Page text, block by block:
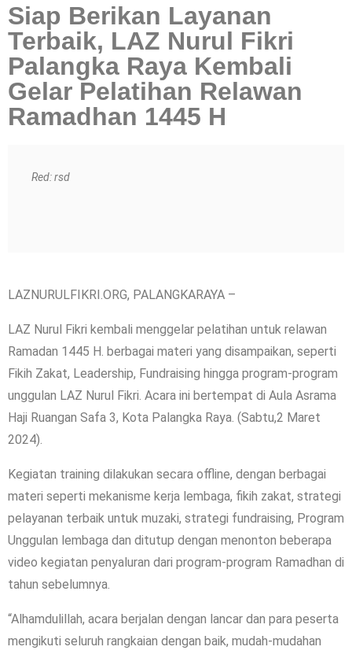
Siap Berikan Layanan
Terbaik, LAZ Nurul Fikri
Palangka Raya Kembali
Gelar Pelatihan Relawan
Ramadhan 1445 H
Red: rsd
LAZNURULFIKRI.ORG, PALANGKARAYA –
LAZ Nurul Fikri kembali menggelar pelatihan untuk relawan
Ramadan 1445 H. berbagai materi yang disampaikan, seperti
Fikih Zakat, Leadership, Fundraising hingga program-program
unggulan LAZ Nurul Fikri. Acara ini bertempat di Aula Asrama
Haji Ruangan Safa 3, Kota Palangka Raya. (Sabtu,2 Maret
2024).
Kegiatan training dilakukan secara offline, dengan berbagai
materi seperti mekanisme kerja lembaga, fikih zakat, strategi
pelayanan terbaik untuk muzaki, strategi fundraising, Program
Unggulan lembaga dan ditutup dengan menonton beberapa
video kegiatan penyaluran dari program-program Ramadhan di
tahun sebelumnya.
“Alhamdulillah, acara berjalan dengan lancar dan para peserta
mengikuti seluruh rangkaian dengan baik, mudah-mudahan